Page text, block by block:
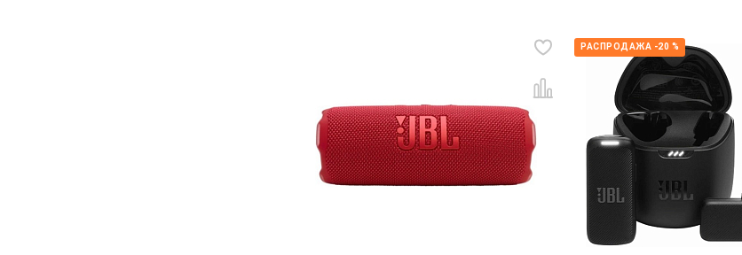
РАСПРОДАЖА -20 %